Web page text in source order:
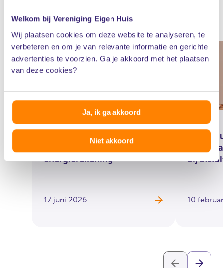
Welkom bij Vereniging Eigen Huis
Wij plaatsen cookies om deze website te analyseren, te
verbeteren en om je van relevante informatie en gerichte
advertenties te voorzien. Ga je akkoord met het plaatsen
van deze cookies?
Ja, ik ga akkoord
Niet akkoord
Actueel
Eerste stap naar beter
energierekening
17 juni 2026
Eigen
check
bij
10